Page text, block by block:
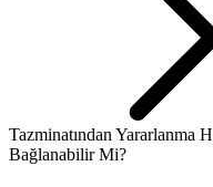
Tazminatından Yararlanma
Bağlanabilir Mi?